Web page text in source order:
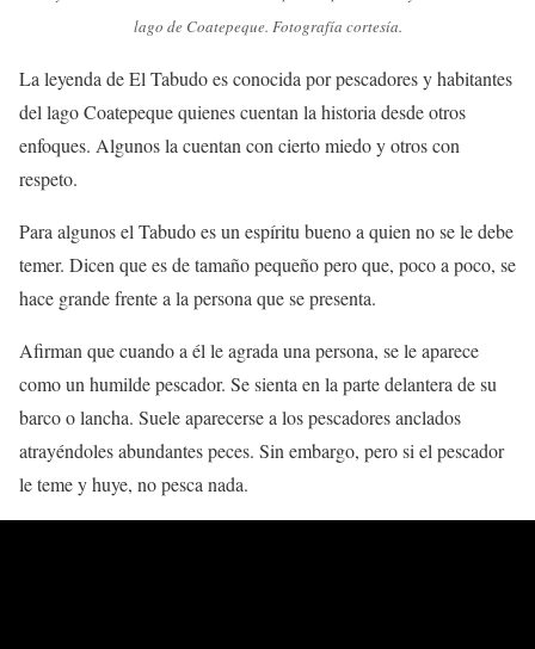
lago de Coatepeque. Fotografía cortesía.
La leyenda de El Tabudo es conocida por pescadores y habitantes
del lago Coatepeque quienes cuentan la historia desde otros
enfoques. Algunos la cuentan con cierto miedo y otros con
respeto.
Para algunos el Tabudo es un espíritu bueno a quien no se le debe
temer. Dicen que es de tamaño pequeño pero que, poco a poco, se
hace grande frente a la persona que se presenta.
Afirman que cuando a él le agrada una persona, se le aparece
como un humilde pescador. Se sienta en la parte delantera de su
barco o lancha. Suele aparecerse a los pescadores anclados
atrayéndoles abundantes peces. Sin embargo, pero si el pescador
le teme y huye, no pesca nada.